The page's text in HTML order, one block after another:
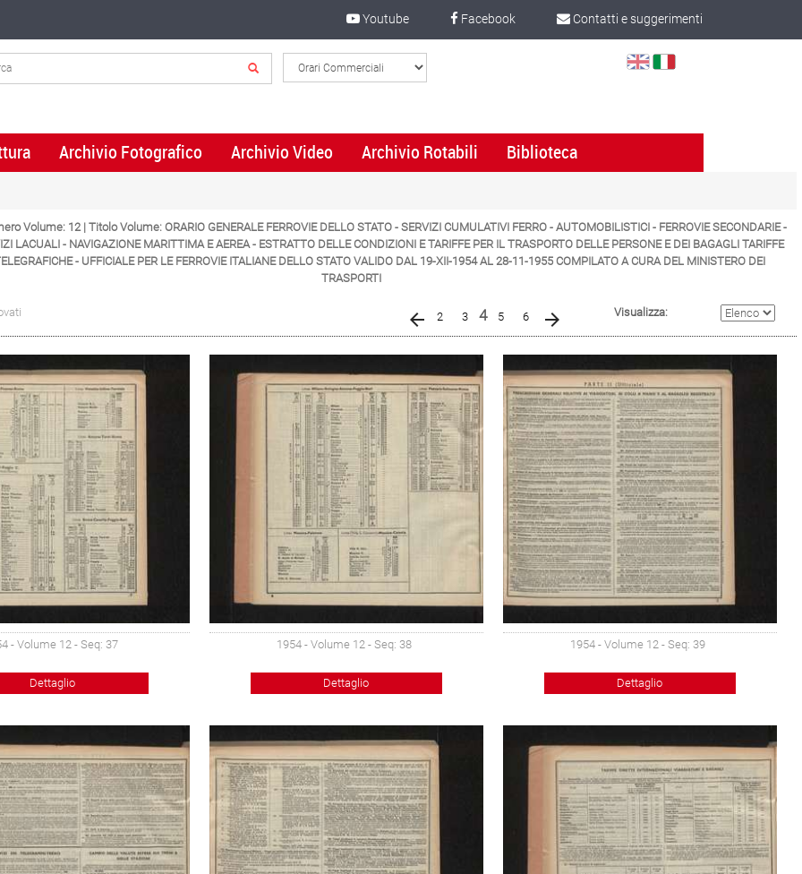
Contatti e suggerimenti
Facebook
Youtube
Select
Archivio Fotografico Archivio Video Archivio Rotabili Biblioteca
Volume: 12 | Titolo Volume: ORARIO GENERALE FERROVIE DELLO STATO - SERVIZI CUMULATIVI FERRO - AUTOMOBILISTICI - FERROVIE SECONDARIE -
LACUALI - NAVIGAZIONE MARITTIMA E AEREA - ESTRATTO DELLE CONDIZIONI E TARIFFE PER IL TRASPORTO DELLE PERSONE E DEI BAGAGLI TARIFFE
- UFFICIALE PER LE FERROVIE ITALIANE DELLO STATO VALIDO DAL 19-XII-1954 AL 28-11-1955 COMPILATO A CURA DEL MINISTERO DEI
TRASPORTI
2 3 4(current)
5 6 Visualizza:
- Volume 12 - Seq: 37
Dettaglio
1954 - Volume 12 - Seq: 38
Dettaglio
1954 - Volume 12 - Seq: 39
Dettaglio